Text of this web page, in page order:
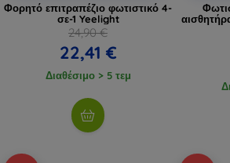
Φορητό επιτραπέζιο φωτιστικό 4-
σε-1 Yeelight
24,90 €
22,41 €
Διαθέσιμο > 5 τεμ